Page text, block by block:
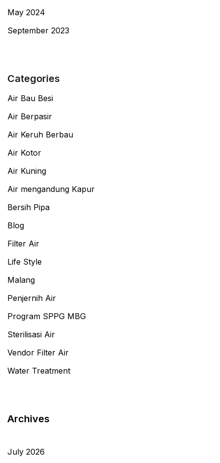
May 2024
September 2023
Categories
Air Bau Besi
Air Berpasir
Air Keruh Berbau
Air Kotor
Air Kuning
Air mengandung Kapur
Bersih Pipa
Blog
Filter Air
Life Style
Malang
Penjernih Air
Program SPPG MBG
Sterilisasi Air
Vendor Filter Air
Water Treatment
Archives
July 2026